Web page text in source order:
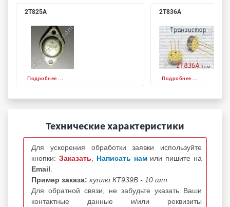
2Т825А
Подробнее ...
2Т836А
Подробнее ...
Технические характеристики
Для ускорения обработки заявки используйте
кнопки: Заказать Написать нам или пишите на
Email
Пример заказа: куплю КТ939В - 10 шт.
Для обратной связи, не забудьте указать Ваши
контактные данные и/или реквизиты